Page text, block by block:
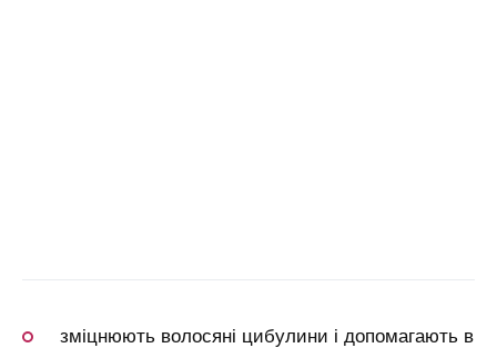
зміцнюють волосяні цибулини і допомагають в